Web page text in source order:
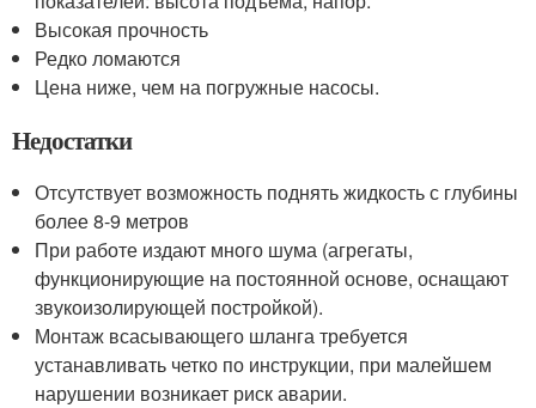
Высокая прочность
Редко ломаются
Цена ниже, чем на погружные насосы.
Недостатки
Отсутствует возможность поднять жидкость с глубины
более 8-9 метров
При работе издают много шума (агрегаты,
функционирующие на постоянной основе, оснащают
звукоизолирующей постройкой).
Монтаж всасывающего шланга требуется
устанавливать четко по инструкции, при малейшем
нарушении возникает риск аварии.